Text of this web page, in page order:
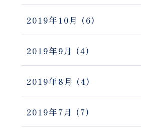
2019年10月 (6)
2019年9月 (4)
2019年8月 (4)
2019年7月 (7)